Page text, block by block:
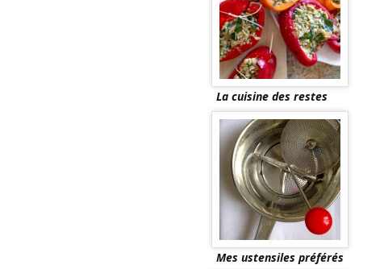
La cuisine des restes
Mes ustensiles préférés